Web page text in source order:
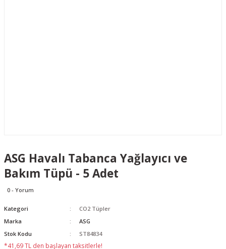
ASG Havalı Tabanca Yağlayıcı ve
Bakım Tüpü - 5 Adet
0 - Yorum
Kategori
CO2 Tüpler
Marka
ASG
Stok Kodu
ST84834
*41,69 TL den başlayan taksitlerle!